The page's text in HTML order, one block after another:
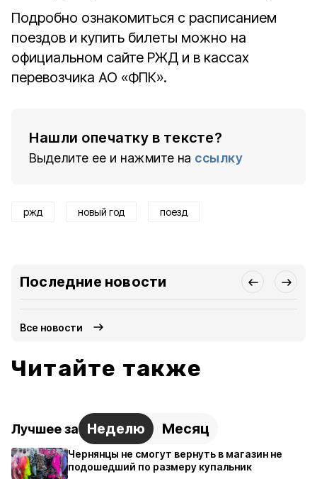
Подробно ознакомиться с расписанием
поездов и купить билеты можно на
официальном сайте РЖД и в кассах
перевозчика АО «ФПК».
Нашли опечатку в тексте?
Выделите ее и нажмите на ссылку
ржд новый год поезд
Последние новости
Все новости
Читайте также
Лучшее за Неделю Месяц
Чернянцы не смогут вернуть в магазин не
подошедший по размеру купальник